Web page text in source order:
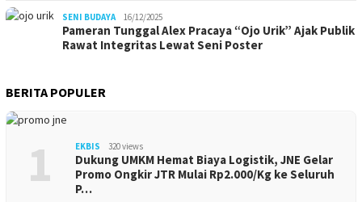
SENI BUDAYA 16/12/2025
Pameran Tunggal Alex Pracaya “Ojo Urik” Ajak Publik
Rawat Integritas Lewat Seni Poster
BERITA POPULER
1 EKBIS 320 views
Dukung UMKM Hemat Biaya Logistik, JNE Gelar
Promo Ongkir JTR Mulai Rp2.000/Kg ke Seluruh
P…